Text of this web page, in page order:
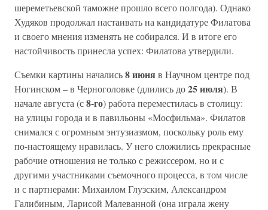
шереметьевской таможне прошло всего полгода). Однако
Худяков продолжал настаивать на кандидатуре Филатова
и своего мнения изменять не собирался. И в итоге его
настойчивость принесла успех: Филатова утвердили.
Съемки картины начались8 июня в Научном центре под
Ногинском – в Черноголовке (длились до25 июля). В
начале августа (с8-го) работа переместилась в столицу:
на улицы города и в павильоны «Мосфильма». Филатов
снимался с огромным энтузиазмом, поскольку роль ему
по-настоящему нравилась. У него сложились прекрасные
рабочие отношения не только с режиссером, но и с
другими участниками съемочного процесса, в том числе
и с партнерами: Михаилом Глузским, Александром
Галибиным, Ларисой Малеванной (она играла жену